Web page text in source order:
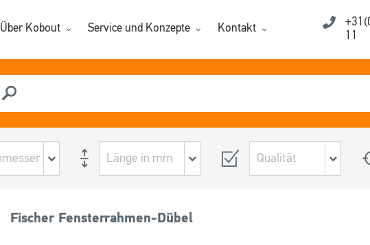
Über Kobout Service und Konzepte Kontakt
11
Fischer Fensterrahmen-Dübel